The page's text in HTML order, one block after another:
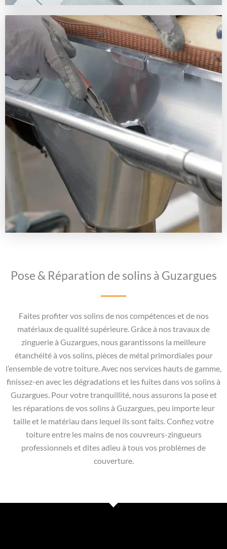
Pose & Réparation de solins à Guzargues
Faites profiter vos solins de nos compétences et de nos
matériaux de qualité supérieure. Grâce à nos travaux de
zinguerie à Guzargues, nous garantissons la meilleure
étanchéité à vos solins, pièces de métal primordiales pour
l’ensemble de votre toiture. Avec nos services hauts de gamme,
finissez-en avec les dégradations et les fuites dans vos solins à
Guzargues. Pour votre tranquillité, nous assurons la pose et
les réparations de vos solins à Guzargues, peu importe leur
taille et le matériau dans lequel ils sont faits. Confiez votre
toiture entre les mains de nos couvreurs-zingueurs
professionnels et dites adieu à tous vos problèmes de
couverture.